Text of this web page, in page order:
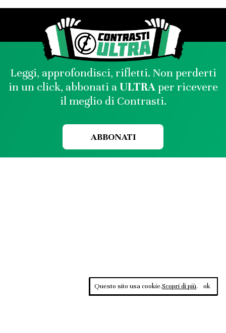
Leggi, approfondisci, rifletti. Non perderti
in un click, abbonati aULTRAper ricevere
il meglio di Contrasti.
ABBONATI
Questo sito usa cookie.Scopri di più. ok